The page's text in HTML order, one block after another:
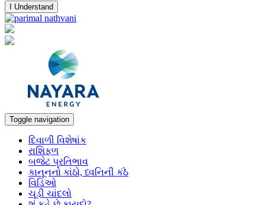
I Understand
Toggle navigation
દિવાળી વિશેષાંક
રાશિફળ
બજેટ પ્રતિભાવ
કાનૂનનો કાંઠો, ધ્વનિની કંઠે
વિડિઓ
ચૂડી ચાંદલો